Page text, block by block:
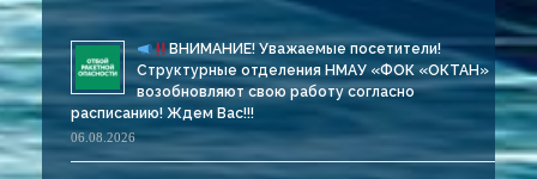
ВНИМАНИЕ! Уважаемые посетители!
Структурные отделения НМАУ «ФОК «ОКТАН»
возобновляют свою работу согласно
расписанию! Ждем Вас!!!
06.08.2026